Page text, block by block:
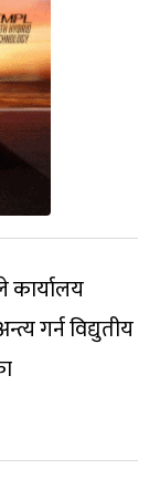
कार्यालय
गर्न विद्युतीय